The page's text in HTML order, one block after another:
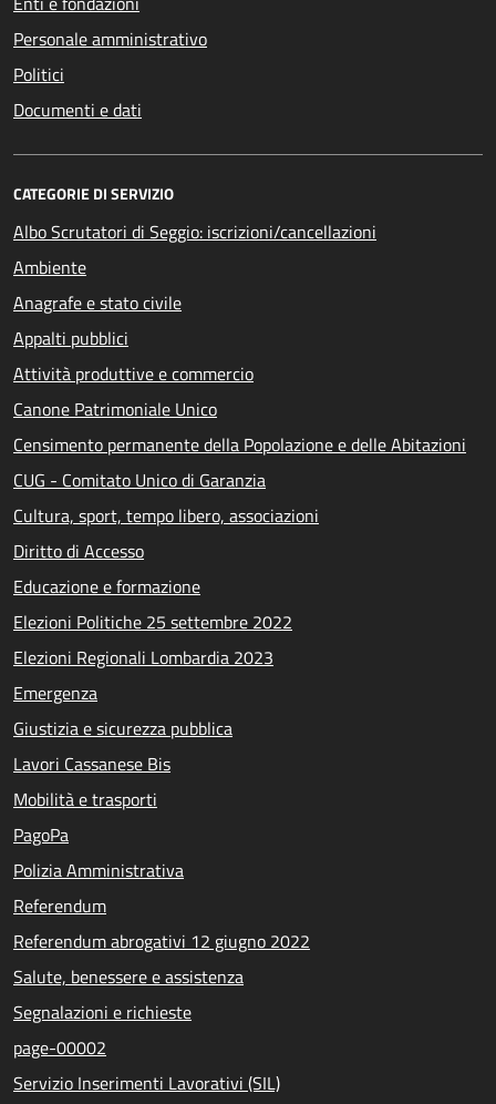
Personale amministrativo
Politici
Documenti e dati
CATEGORIE DI SERVIZIO
Albo Scrutatori di Seggio: iscrizioni/cancellazioni
Ambiente
Anagrafe e stato civile
Appalti pubblici
Attività produttive e commercio
Canone Patrimoniale Unico
Censimento permanente della Popolazione e delle Abitazioni
CUG - Comitato Unico di Garanzia
Cultura, sport, tempo libero, associazioni
Diritto di Accesso
Educazione e formazione
Elezioni Politiche 25 settembre 2022
Elezioni Regionali Lombardia 2023
Emergenza
Giustizia e sicurezza pubblica
Lavori Cassanese Bis
Mobilità e trasporti
PagoPa
Polizia Amministrativa
Referendum
Referendum abrogativi 12 giugno 2022
Salute, benessere e assistenza
Segnalazioni e richieste
page-00002
Servizio Inserimenti Lavorativi (SIL)